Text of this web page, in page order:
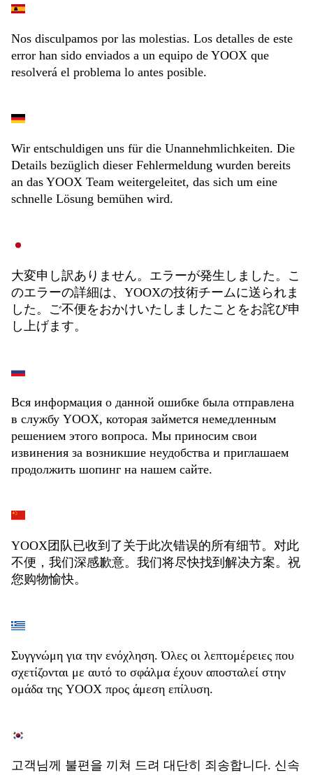
Nos disculpamos por las molestias. Los detalles de este
error han sido enviados a un equipo de YOOX que
resolverá el problema lo antes posible.
Wir entschuldigen uns für die Unannehmlichkeiten. Die
Details bezüglich dieser Fehlermeldung wurden bereits
an das YOOX Team weitergeleitet, das sich um eine
schnelle Lösung bemühen wird.
大変申し訳ありません。エラーが発生しました。こ
のエラーの詳細は、YOOXの技術チームに送られま
した。ご不便をおかけいたしましたことをお詫び申
し上げます。
Вся информация о данной ошибке была отправлена
в службу YOOX, которая займется немедленным
решением этого вопроса. Мы приносим свои
извинения за возникшие неудобства и приглашаем
продолжить шопинг на нашем сайте.
YOOX团队已收到了关于此次错误的所有细节。对此
不便，我们深感歉意。我们将尽快找到解决方案。祝
您购物愉快。
Συγγνώμη για την ενόχληση. Όλες οι λεπτομέρειες που
σχετίζονται με αυτό το σφάλμα έχουν αποσταλεί στην
ομάδα της YOOX προς άμεση επίλυση.
고객님께 불편을 끼쳐 드려 대단히 죄송합니다. 신속